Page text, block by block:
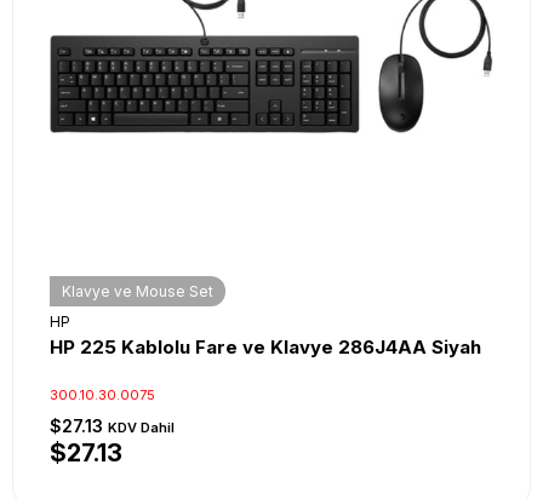
Klavye ve Mouse Set
HP
HP 225 Kablolu Fare ve Klavye 286J4AA Siyah
300.10.30.0075
$27.13 KDV Dahil
$27.13